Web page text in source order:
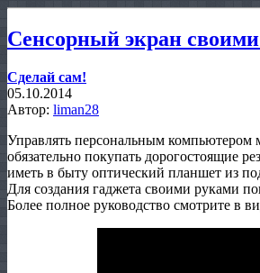
Сенсорный экран
Сделай сам!
05.10.2014
Автор: liman28
Управлять персональным
обязательно покупать дорогостоящие
иметь в быту оптический планшет из
Для создания гаджета своими руками
Более полное руководство смотрите в